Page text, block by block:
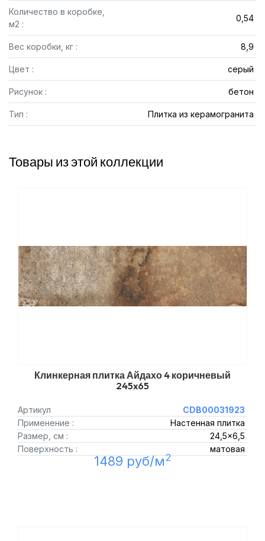
Количество в коробке,
м2 :
0,54
Вес коробки, кг : 8,9
Цвет : серый
Рисунок : бетон
Тип : Плитка из керамогранита
Товары из этой коллекции
Клинкерная плитка Айдахо 4 коричневый
245x65
Артикул
CDB00031923
Применение :
Настенная плитка
Размер, см :
24,5x6,5
Поверхность :
матовая
1489 руб/м2